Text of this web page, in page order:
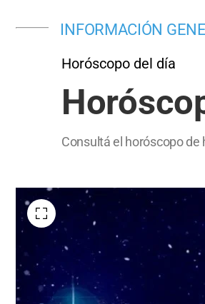
INFORMACIÓN
Horóscopo del día
Consultá el horóscopo